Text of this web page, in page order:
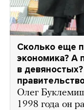
Сколько еще
экономика? А
в
Олег
1998 года он